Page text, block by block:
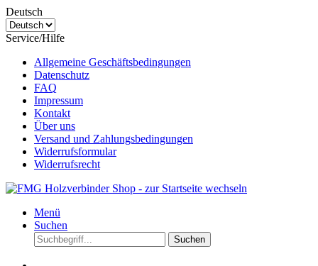
Deutsch
Service/Hilfe
Allgemeine Geschäftsbedingungen
Datenschutz
FAQ
Impressum
Kontakt
Über uns
Versand und Zahlungsbedingungen
Widerrufsformular
Widerrufsrecht
Menü
Suchen
Suchen